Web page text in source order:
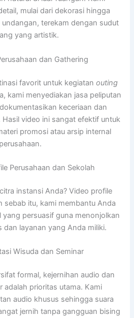
mulai dari dekorasi hingga
terekam dengan sudut
yang artistik.
dan Gathering
favorit untuk kegiatan outing
kami menyediakan jasa peliputan
keceriaan dan
video ini sangat efektif untuk
promosi atau arsip internal
perusahaan.
Perusahaan dan Sekolah
instansi Anda? Video profile
sebab itu, kami membantu Anda
yang persuasif guna menonjolkan
dan layanan yang Anda miliki.
Wisuda dan Seminar
formal, kejernihan audio dan
adalah prioritas utama. Kami
audio khusus sehingga suara
jernih tanpa gangguan bising